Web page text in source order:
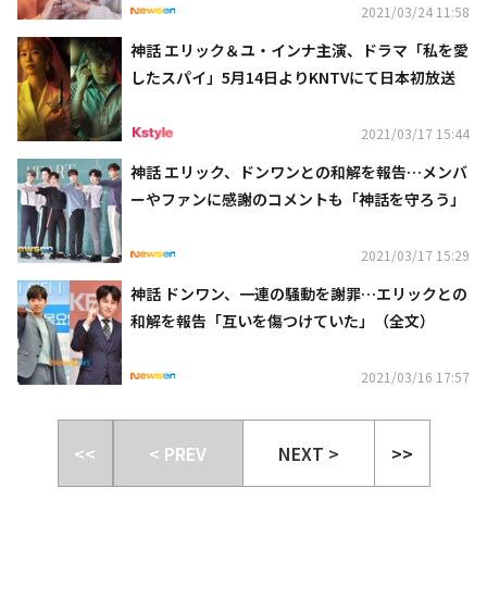
2021/03/24 11:58
神話 エリック＆ユ・インナ主演、ドラマ「私を愛
したスパイ」5月14日よりKNTVにて日本初放送
2021/03/17 15:44
神話 エリック、ドンワンとの和解を報告…メンバ
ーやファンに感謝のコメントも「神話を守ろう」
2021/03/17 15:29
神話 ドンワン、一連の騒動を謝罪…エリックとの
和解を報告「互いを傷つけていた」（全文）
2021/03/16 17:57
<< < PREV NEXT > >>